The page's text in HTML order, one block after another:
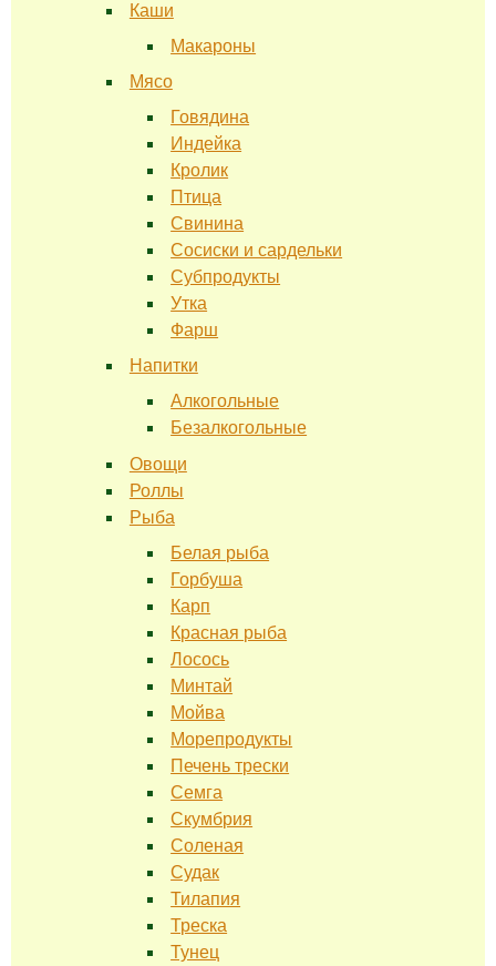
Каши
Макароны
Мясо
Говядина
Индейка
Кролик
Птица
Свинина
Сосиски и сардельки
Субпродукты
Утка
Фарш
Напитки
Алкогольные
Безалкогольные
Овощи
Роллы
Рыба
Белая рыба
Горбуша
Карп
Красная рыба
Лосось
Минтай
Мойва
Морепродукты
Печень трески
Семга
Скумбрия
Соленая
Судак
Тилапия
Треска
Тунец